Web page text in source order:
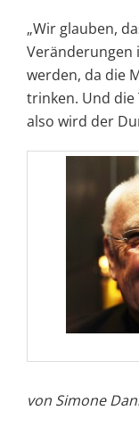
„Wir glauben,
Veränderungen
werden, da die
trinken. Und
also wird der
von Simone